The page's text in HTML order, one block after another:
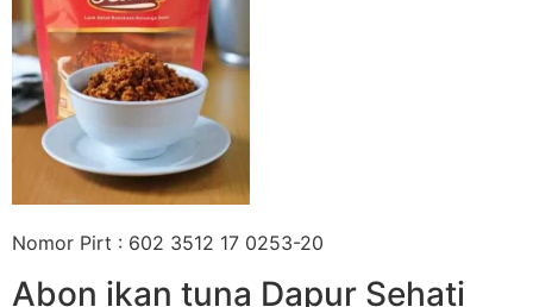
Nomor Pirt : 602 3512 17 0253-20
Abon ikan tuna Dapur Sehati